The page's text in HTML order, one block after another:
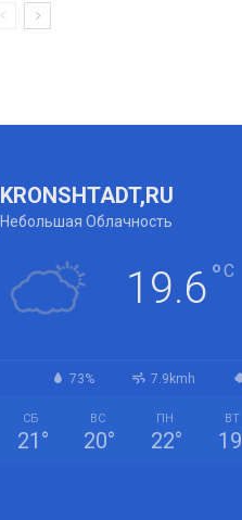
KRONSHTADT,RU
Небольшая Облачность
19.6°C
73% 7.9kmh
СБ
21 °
ВС
20°
ПН
22°
ВТ
19